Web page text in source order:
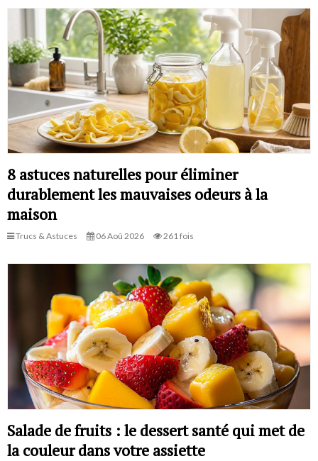
8 astuces naturelles pour éliminer
durablement les mauvaises odeurs à la
maison
Trucs & Astuces 06 Aoû 2026 261 fois
Salade de fruits : le dessert santé qui met de
la couleur dans votre assiette